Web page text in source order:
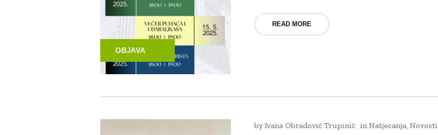
OBJAVA
READ MORE
byIvana Obradović Trupinić inNatjecanja,Novosti